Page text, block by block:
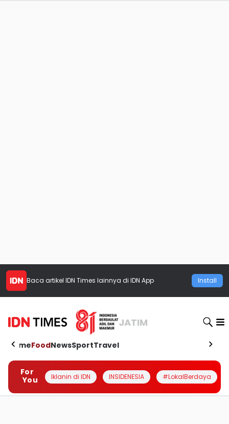
Baca artikel IDN Times lainnya di IDN App Install
JATIM
HomeFoodNewsSportTravel
For
You
Iklanin di IDN INSIDENESIA #LokalBerdaya